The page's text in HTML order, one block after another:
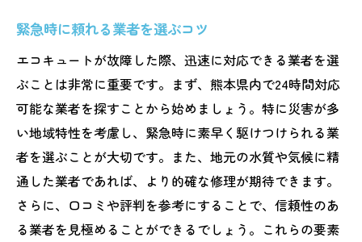
緊急時に頼れる業者を選ぶコツ
エコキュートが故障した際、迅速に対応できる業者を選
ぶことは非常に重要です。まず、熊本県内で24時間対応
可能な業者を探すことから始めましょう。特に災害が多
い地域特性を考慮し、緊急時に素早く駆けつけられる業
者を選ぶことが大切です。また、地元の水質や気候に精
通した業者であれば、より的確な修理が期待できます。
さらに、口コミや評判を参考にすることで、信頼性のあ
る業者を見極めることができるでしょう。これらの要素